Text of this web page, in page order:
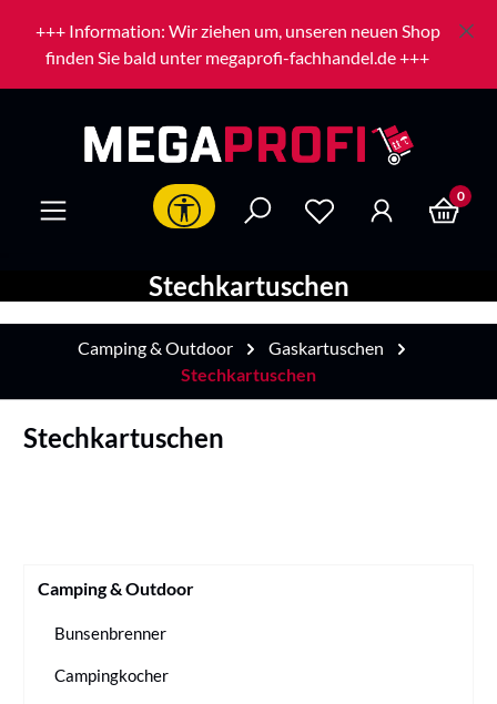
Zum Hauptinhalt springen
+++ Information: Wir ziehen um, unseren neuen Shop
finden Sie bald unter megaprofi-fachhandel.de +++
Werkzeugleiste anzeigen 0
Stechkartuschen
Camping & Outdoor
Gaskartuschen
Stechkartuschen
Stechkartuschen
Camping & Outdoor
Bunsenbrenner
Campingkocher